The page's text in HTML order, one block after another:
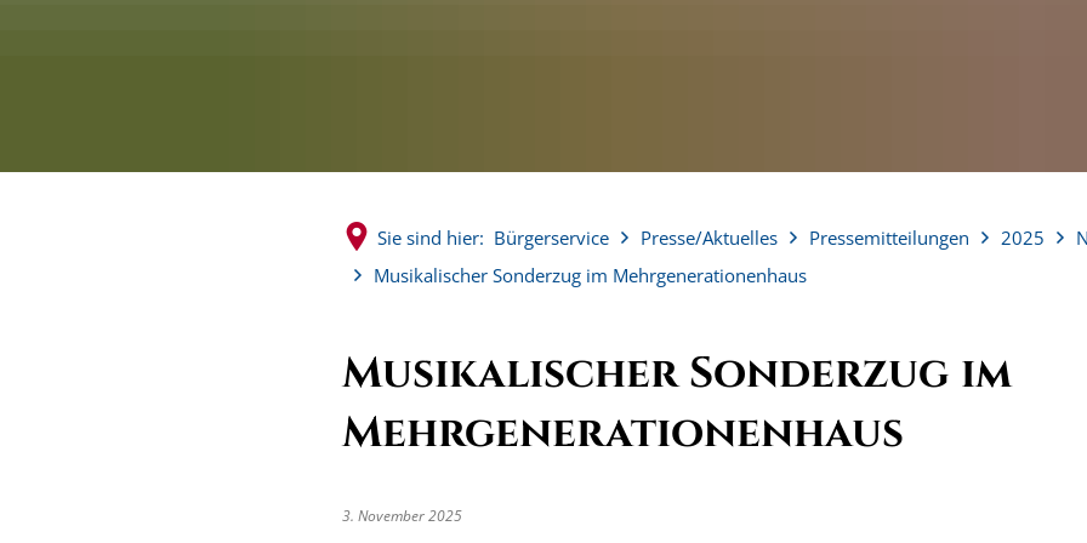
Sie sind hier: Bürgerservice Presse/Aktuelles Pressemitteilungen 2025
Musikalischer Sonderzug im Mehrgenerationenhaus
Musikalischer Sonderzug im
Mehrgenerationenhaus
3. November 2025